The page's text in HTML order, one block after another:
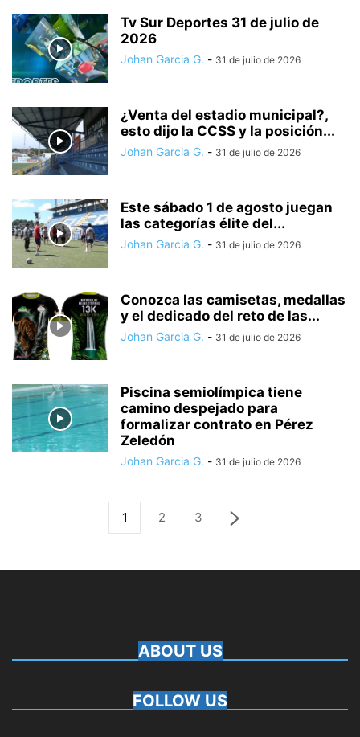
Tv Sur Deportes 31 de julio de
2026
Johan Garcia G. - 31 de julio de 2026
¿Venta del estadio municipal?,
esto dijo la CCSS y la posición...
Johan Garcia G. - 31 de julio de 2026
Este sábado 1 de agosto juegan
las categorías élite del...
Johan Garcia G. - 31 de julio de 2026
Conozca las camisetas, medallas
y el dedicado del reto de las...
Johan Garcia G. - 31 de julio de 2026
Piscina semiolímpica tiene
camino despejado para
formalizar contrato en Pérez
Zeledón
Johan Garcia G. - 31 de julio de 2026
1 2 3
ABOUT US
FOLLOW US